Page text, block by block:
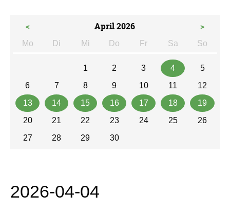
< April 2026 >
Mo Di enstagMi ttwochDo nnerstag
Fr Sa mstagSo
1 2 3 4
5
6
7 8 9 10 11
12
13
14 15 16 17 18
19
20
21 22 23 24 25
26
27
28 29 30
2026-04-04